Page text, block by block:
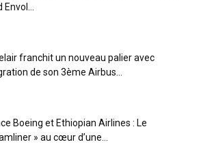
franchit un nouveau palier avec
de son 3ème Airbus...
Boeing et Ethiopian Airlines : Le
» au cœur d’une...